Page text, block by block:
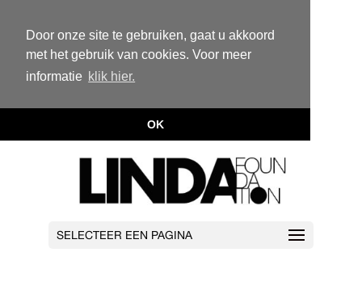
Door onze site te gebruiken, gaat u akkoord
met het gebruik van cookies. Voor meer
informatie klik hier.
OK
SELECTEER EEN PAGINA